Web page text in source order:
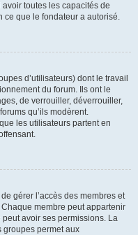
toutes les capacités de
ce que le fondateur a autorisé.
d’utilisateurs) dont le travail
du forum. Ils ont le
de verrouiller, déverrouiller,
qu’ils modèrent.
les utilisateurs partent en
gérer l’accès des membres et
membre peut appartenir
avoir ses permissions. La
groupes permet aux